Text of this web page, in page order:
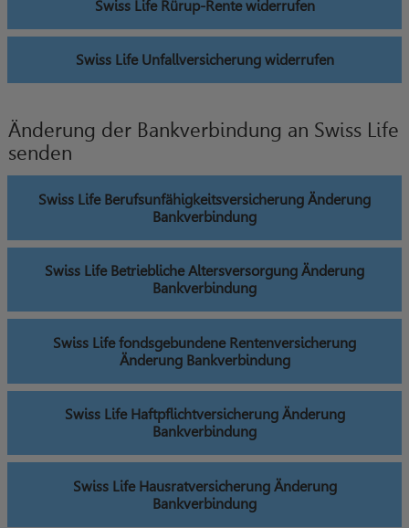
Swiss Life Rürup-Rente widerrufen
Swiss Life Unfallversicherung widerrufen
Änderung der Bankverbindung an Swiss Life
senden
Swiss Life Berufsunfähigkeitsversicherung Änderung
Bankverbindung
Swiss Life Betriebliche Altersversorgung Änderung
Bankverbindung
Swiss Life fondsgebundene Rentenversicherung
Änderung Bankverbindung
Swiss Life Haftpflichtversicherung Änderung
Bankverbindung
Swiss Life Hausratversicherung Änderung
Bankverbindung